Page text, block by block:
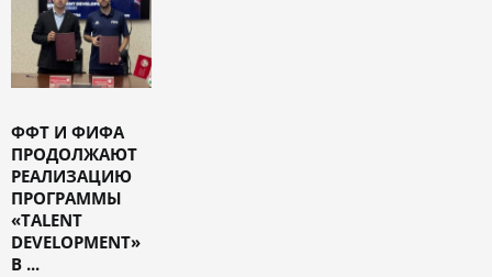
ФФТ И ФИФА
ПРОДОЛЖАЮТ
РЕАЛИЗАЦИЮ
ПРОГРАММЫ
«TALENT
DEVELOPMENT»
В ...